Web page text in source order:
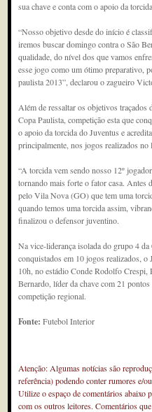
sua chave e conta com o apoio da
“Nosso objetivo desde do início é
iremos buscar domingo contra o São
qualidade, do nível dos que vamos
esse jogo como um ótimo preparativo,
paulista 2013”, declarou o zagueiro
Além de ressaltar os objetivos traçados
Copa Paulista, competição esta que
o apoio da torcida do Juventus e
principalmente, nos jogos realizados
“A torcida vem sendo nosso 12º
tornando mais forte o fator casa. Antes
pelo Vila Nova (GO) que tem uma
quando temos uma torcida assim,
finalizou o defensor juventino.
Na vice-liderança isolada do grupo 4
conquistados em 10 jogos realizados, o
10h, no estádio Conde Rodolfo Crespi,
Bernardo, líder da chave com 21
competição regional.
Fonte:Futebol Interior
Atenção: Algumas notícias são
referência) podendo conter rumores e/
Utilize o espaço de comentários abaixo
com os outros leitores. Comentários